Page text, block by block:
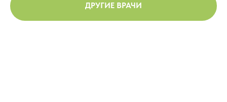
ДРУГИЕ ВРАЧИ